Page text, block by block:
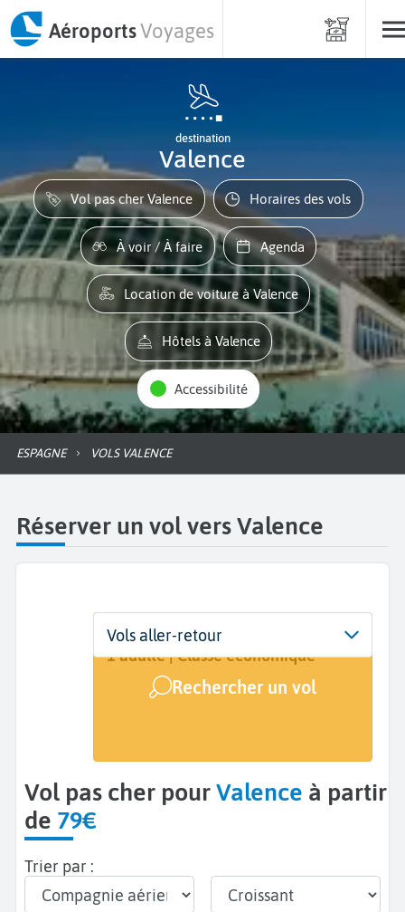
AéroportsVoyages
destination
Valence
Vol pas cher Valence Horaires des vols
À voir / À faire Agenda
Location de voiture à Valence
Hôtels à Valence
Accessibilité
ESPAGNE VOLS VALENCE
Réserver un vol vers Valence
Départ
De...
Dates
Dates de votre voyage
Voyageurs | Classe
1 adulte | Classe économique
Rechercher un vol
Vols aller-retour
Vol pas cher pourValence à partir
de 79€
Trier par :